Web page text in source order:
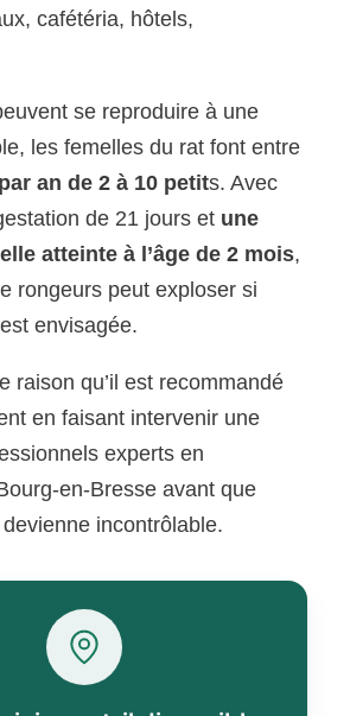
cafétéria, hôtels,
se reproduire à une
les femelles du rat font entre
an de 2 à 10 petits. Avec
de 21 jours et une
atteinte à l’âge de 2 mois,
rongeurs peut exploser si
envisagée.
raison qu’il est recommandé
en faisant intervenir une
experts en
en-Bresse avant que
devienne incontrôlable.